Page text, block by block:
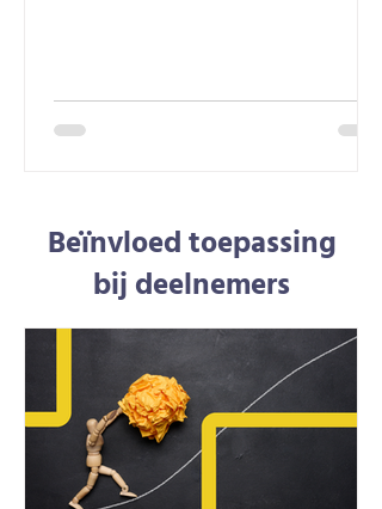
Beïnvloed toepassing
bij deelnemers